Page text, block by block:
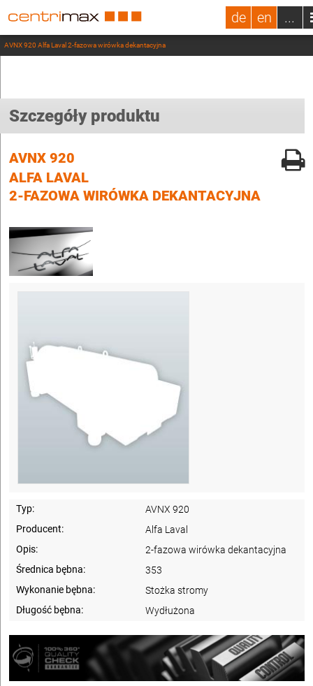
de en ...
AVNX 920 Alfa Laval 2-fazowa wirówka dekantacyjna
Szczegóły produktu
AVNX 920
ALFA LAVAL
2-FAZOWA WIRÓWKA DEKANTACYJNA
Typ:
AVNX 920
Producent:
Alfa Laval
Opis:
2-fazowa wirówka dekantacyjna
Średnica bębna:
353
Wykonanie bębna:
Stożka stromy
Długość bębna:
Wydłużona